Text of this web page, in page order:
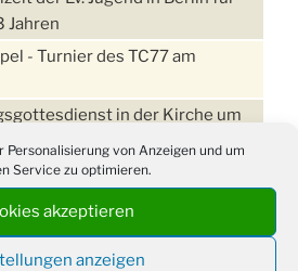
von Anzeigen und um
Service zu optimieren.
akzeptieren
anzeigen
Jahren
- Turnier des TC77 am
in der Kirche um
und Junggebliebene
im Stadtteilhaus oder